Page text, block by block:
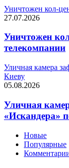
Уничтожен кол-
27.07.2026
Уничтожен
телекомпании
Уличная камера
Киеву
05.08.2026
Уличная
«Искандера»
Новые
Популярные